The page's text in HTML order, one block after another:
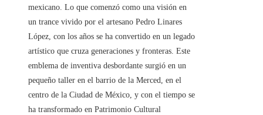
mexicano. Lo que comenzó como una visión en
un trance vivido por el artesano Pedro Linares
López, con los años se ha convertido en un legado
artístico que cruza generaciones y fronteras. Este
emblema de inventiva desbordante surgió en un
pequeño taller en el barrio de la Merced, en el
centro de la Ciudad de México, y con el tiempo se
ha transformado en Patrimonio Cultural